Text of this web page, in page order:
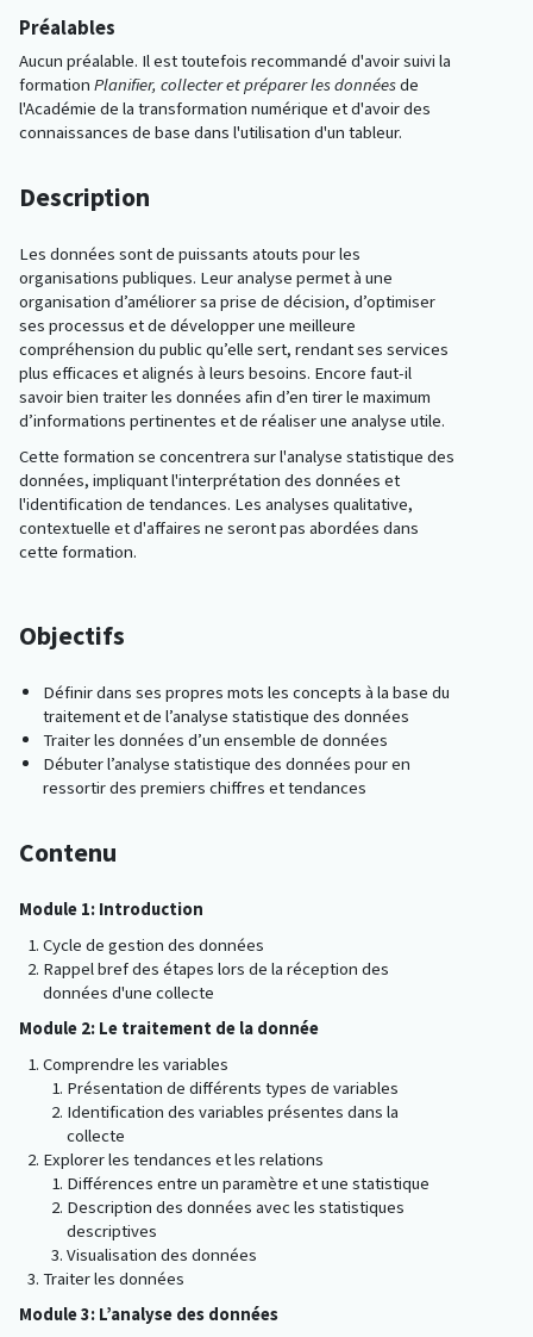
Préalables
Aucun préalable. Il est toutefois recommandé d'avoir suivi la
formation Planifier, collecter et préparer les donnéesde
l'Académie de la transformation numérique et d'avoir des
connaissances de base dans l'utilisation d'un tableur.
Description
Les données sont de puissants atouts pour les
organisations publiques. Leur analyse permet à une
organisation d’améliorer sa prise de décision, d’optimiser
ses processus et de développer une meilleure
compréhension du public qu’elle sert, rendant ses services
plus efficaces et alignés à leurs besoins. Encore faut-il
savoir bien traiter les données afin d’en tirer le maximum
d’informations pertinentes et de réaliser une analyse utile.
Cette formation se concentrera sur l'analyse statistique des
données, impliquant l'interprétation des données et
l'identification de tendances. Les analyses qualitative,
contextuelle et d'affaires ne seront pas abordées dans
cette formation.
Objectifs
Définir dans ses propres mots les concepts à la base du
traitement et de l’analyse statistique des données
Traiter les données d’un ensemble de données
Débuter l’analyse statistique des données pour en
ressortir des premiers chiffres et tendances
Contenu
Module 1: Introduction
Cycle de gestion des données
Rappel bref des étapes lors de la réception des
données d'une collecte
Module 2: Le traitement de la donnée
Comprendre les variables
Présentation de différents types de variables
Identification des variables présentes dans la
collecte
Explorer les tendances et les relations
Différences entre un paramètre et une statistique
Description des données avec les statistiques
descriptives
Visualisation des données
Traiter les données
Module 3: L’analyse des données